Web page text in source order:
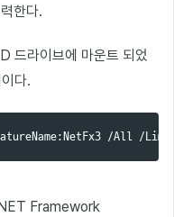
한다.
드라이브에 마운트 되었
다.
Framework